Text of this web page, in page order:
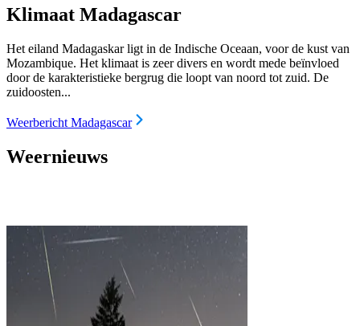
Klimaat Madagascar
Het eiland Madagaskar ligt in de Indische Oceaan, voor de kust van
Mozambique. Het klimaat is zeer divers en wordt mede beïnvloed
door de karakteristieke bergrug die loopt van noord tot zuid. De
zuidoosten...
Weerbericht Madagascar
Weernieuws